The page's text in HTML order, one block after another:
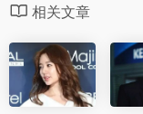
相关文章